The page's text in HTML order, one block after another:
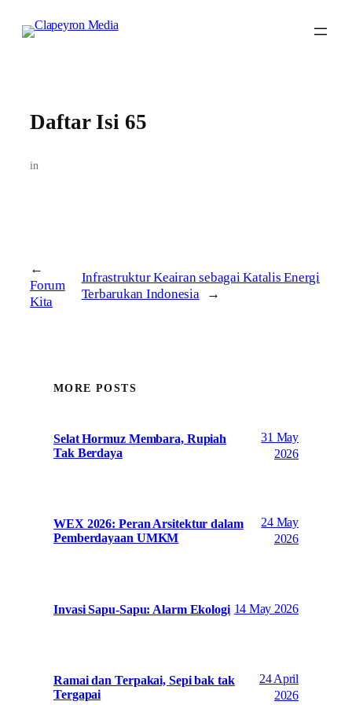
Daftar Isi 65
in
←
Forum
Kita
Infrastruktur Keairan sebagai Katalis Energi
Terbarukan Indonesia
→
MORE POSTS
Selat Hormuz Membara, Rupiah
Tak Berdaya
31 May
2026
WEX 2026: Peran Arsitektur dalam
Pemberdayaan UMKM
24 May
2026
Invasi Sapu-Sapu: Alarm Ekologi 14 May 2026
Ramai dan Terpakai, Sepi bak tak
Tergapai
24 April
2026